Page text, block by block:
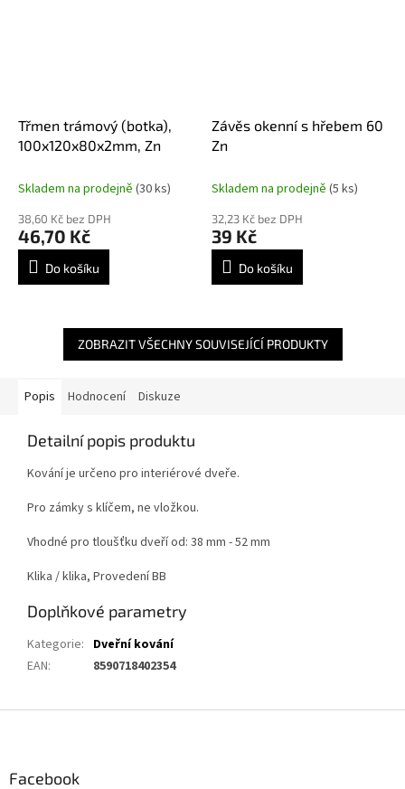
Třmen trámový (botka),
100x120x80x2mm, Zn
Skladem na prodejně (30 ks)
38,60 Kč bez DPH
46,70 Kč
Do košíku
Závěs okenní s hřebem 60
Zn
Skladem na prodejně (5 ks)
32,23 Kč bez DPH
39 Kč
Do košíku
ZOBRAZIT VŠECHNY SOUVISEJÍCÍ PRODUKTY
Popis Hodnocení Diskuze
Detailní popis produktu
Kování je určeno pro interiérové dveře.
Pro zámky s klíčem, ne vložkou.
Vhodné pro tloušťku dveří od: 38 mm - 52 mm
Klika / klika, Provedení BB
Doplňkové parametry
Kategorie: Dveřní kování
EAN: 8590718402354
Facebook